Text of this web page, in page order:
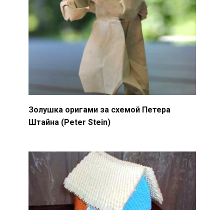
Золушка оригами за схемой Петера
Штайна (Peter Stein)